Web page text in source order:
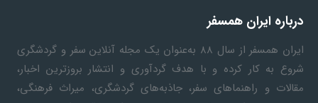
درباره ایران همسفر
ایران همسفر
از سال ۸۸ به‎‌عنوان یک مجله آنلاین سفر و گردشگری
شروع به کار کرده و با هدف گردآوری و انتشار بروزترین اخبار،
مقالات و راهنماهای سفر، جاذبه‌های گردشگری، میراث فرهنگی،